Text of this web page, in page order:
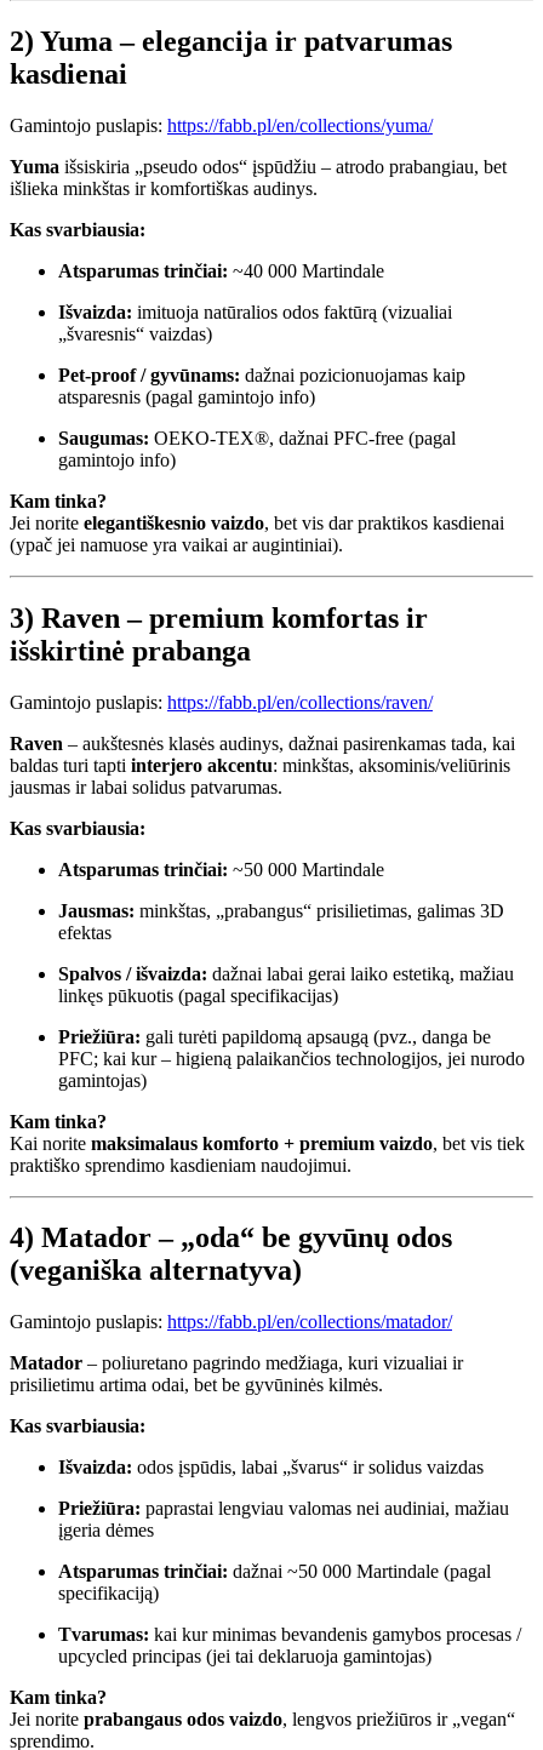
2) Yuma – elegancija ir patvarumas
kasdienai
Gamintojo puslapis: https://fabb.pl/en/collections/yuma/
Yuma išsiskiria „pseudo odos“ įspūdžiu – atrodo prabangiau, bet
išlieka minkštas ir komfortiškas audinys.
Kas svarbiausia:
Atsparumas trinčiai: ~40 000 Martindale
Išvaizda: imituoja natūralios odos faktūrą (vizualiai
„švaresnis“ vaizdas)
Pet-proof / gyvūnams: dažnai pozicionuojamas kaip
atsparesnis (pagal gamintojo info)
Saugumas: OEKO-TEX®, dažnai PFC-free (pagal
gamintojo info)
Kam tinka?
Jei norite elegantiškesnio vaizdo, bet vis dar praktikos kasdienai
(ypač jei namuose yra vaikai ar augintiniai).
3) Raven – premium komfortas ir
išskirtinė prabanga
Gamintojo puslapis: https://fabb.pl/en/collections/raven/
Raven – aukštesnės klasės audinys, dažnai pasirenkamas tada, kai
baldas turi tapti interjero akcentu: minkštas, aksominis/veliūrinis
jausmas ir labai solidus patvarumas.
Kas svarbiausia:
Atsparumas trinčiai: ~50 000 Martindale
Jausmas: minkštas, „prabangus“ prisilietimas, galimas 3D
efektas
Spalvos / išvaizda: dažnai labai gerai laiko estetiką, mažiau
linkęs pūkuotis (pagal specifikacijas)
Priežiūra: gali turėti papildomą apsaugą (pvz., danga be
PFC; kai kur – higieną palaikančios technologijos, jei nurodo
gamintojas)
Kam tinka?
Kai norite maksimalaus komforto + premium vaizdo, bet vis tiek
praktiško sprendimo kasdieniam naudojimui.
4) Matador – „oda“ be gyvūnų odos
(veganiška alternatyva)
Gamintojo puslapis: https://fabb.pl/en/collections/matador/
Matador – poliuretano pagrindo medžiaga, kuri vizualiai ir
prisilietimu artima odai, bet be gyvūninės kilmės.
Kas svarbiausia:
Išvaizda: odos įspūdis, labai „švarus“ ir solidus vaizdas
Priežiūra: paprastai lengviau valomas nei audiniai, mažiau
įgeria dėmes
Atsparumas trinčiai: dažnai ~50 000 Martindale (pagal
specifikaciją)
Tvarumas: kai kur minimas bevandenis gamybos procesas /
upcycled principas (jei tai deklaruoja gamintojas)
Kam tinka?
Jei norite prabangaus odos vaizdo, lengvos priežiūros ir „vegan“
sprendimo.